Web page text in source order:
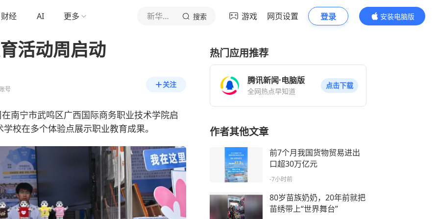
财经 AI 更多 新华社新闻 搜索 游戏 网页设置 登录
安装电脑版
内容更精彩
活动周启动
号
关注
南宁市武鸣区广西国际商务职业技术学院启
校在多个体验点展示职业教育成果。
热门应用推荐
腾讯新闻·电脑版
全网热点早知道
点击下载
作者其他文章
前7个月我国货物贸易进出
口超30万亿元
-7小时前
80岁苗族奶奶，20年前就把
苗绣带上“世界舞台”